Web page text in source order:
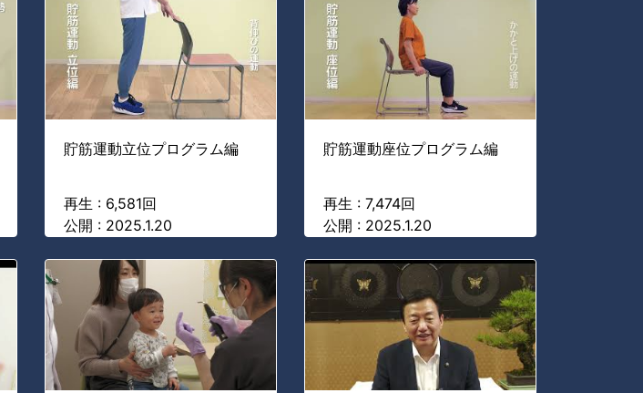
貯筋運動立位プログラム編
再生 : 6,581回
公開 : 2025.1.20
貯筋運動座位プログラム編
再生 : 7,474回
公開 : 2025.1.20